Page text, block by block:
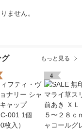
ません。
グ もっと見る
4